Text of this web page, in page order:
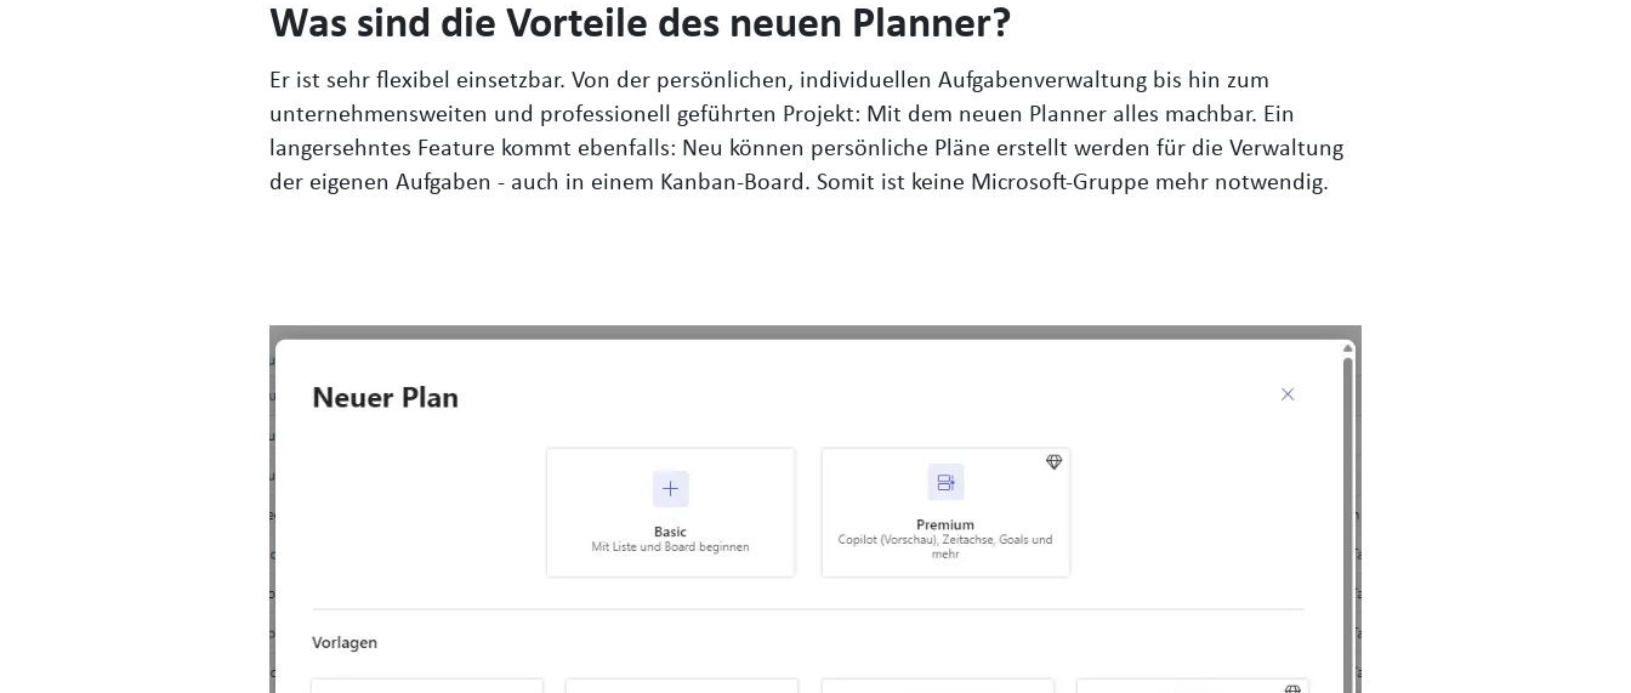
Was sind die Vorteile des neuen Planner?
Er ist sehr flexibel einsetzbar. Von der persönlichen, individuellen Aufgabenverwaltung bis hin zum
unternehmensweiten und professionell geführten Projekt: Mit dem neuen Planner alles machbar. Ein
langersehntes Feature kommt ebenfalls: Neu können persönliche Pläne erstellt werden für die Verwaltung
der eigenen Aufgaben - auch in einem Kanban-Board. Somit ist keine Microsoft-Gruppe mehr notwendig.